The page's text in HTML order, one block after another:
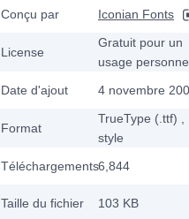
Conçu par Iconian Fonts
License
Gratuit pour un
usage
Date d'ajout
4 novembre
Format
TrueType (.ttf)
style
Téléchargements6,844
Taille du fichier 103 KB